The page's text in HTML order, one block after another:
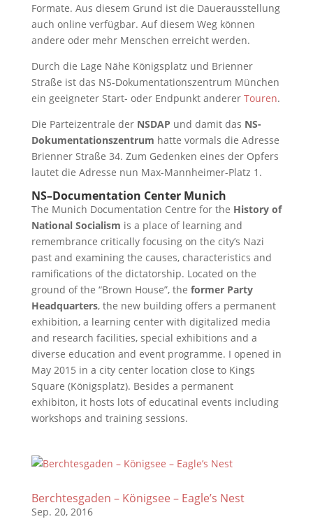
Formate. Aus diesem Grund ist die Dauerausstellung
auch online verfügbar. Auf diesem Weg können
andere oder mehr Menschen erreicht werden.
Durch die Lage Nähe Königsplatz und Brienner
Straße ist das NS-Dokumentationszentrum München
ein geeigneter Start- oder Endpunkt anderer Touren.
Die Parteizentrale der NSDAP und damit das NS-
Dokumentationszentrum hatte vormals die Adresse
Brienner Straße 34. Zum Gedenken eines der Opfers
lautet die Adresse nun Max-Mannheimer-Platz 1.
NS–Documentation Center Munich
The Munich Documentation Centre for the History of
National Socialism is a place of learning and
remembrance critically focusing on the city’s Nazi
past and examining the causes, characteristics and
ramifications of the dictatorship. Located on the
ground of the “Brown House”, the former Party
Headquarters, the new building offers a permanent
exhibition, a learning center with digitalized media
and research facilities, special exhibitions and a
diverse education and event programme. I opened in
May 2015 in a city center location close to Kings
Square (Königsplatz). Besides a permanent
exhibiton, it hosts lots of educatinal events including
workshops and training sessions.
Berchtesgaden – Königsee – Eagle’s Nest
Sep. 20, 2016